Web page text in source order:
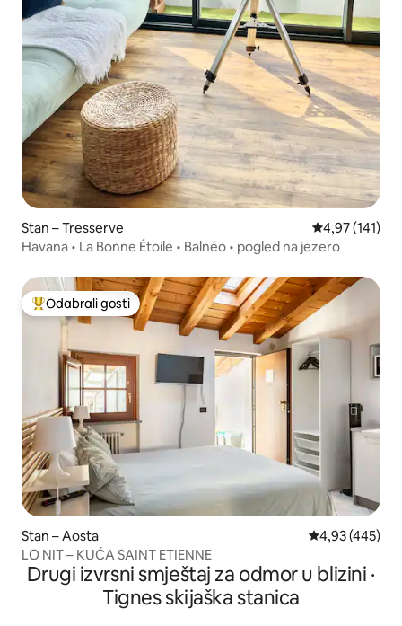
Stan – Tresserve Prosječna
4,97 (141)
Havana • La Bonne Étoile • Balnéo • pogled na jezero
Među najviše rangiranima s oznakom „Odabrali gosti”
Odabrali gosti
Stan – Aosta Prosječna
4,93 (445)
LO NIT – KUĆA SAINT ETIENNE
Drugi izvrsni smještaj za odmor u blizini ·
Tignes skijaška stanica